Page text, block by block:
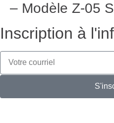
– Modèle Z-05
Inscription à